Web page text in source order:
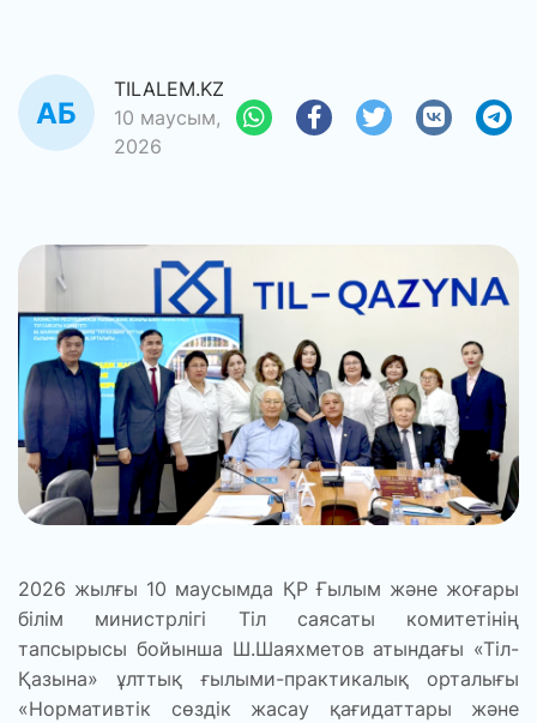
TILALEM.KZ
10 маусым,
2026
2026 жылғы 10 маусымда ҚР Ғылым және жоғары
білім министрлігі Тіл саясаты комитетінің
тапсырысы бойынша Ш.Шаяхметов атындағы «Тіл-
Қазына» ұлттық ғылыми-практикалық орталығы
«Нормативтік сөздік жасау қағидаттары және